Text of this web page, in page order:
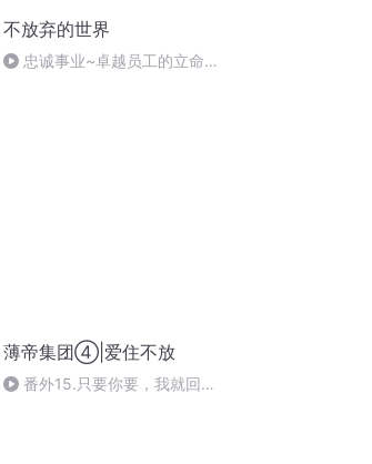
不放弃的世界
忠诚事业~卓越员工的立命之
薄帝集团④|爱住不放
番外15.只要你要，我就回来